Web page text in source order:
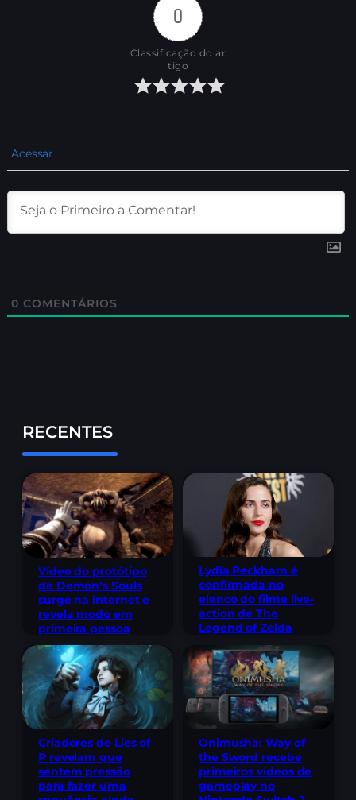
0
Classificação do ar
tigo
Acessar
0 COMENTÁRIOS
RECENTES
Vídeo do protótipo
de Demon’s Souls
surge na internet e
revela modo em
primeira pessoa
Lydia Peckham é
confirmada no
elenco do filme live-
action de The
Legend of Zelda
Criadores de Lies of
P revelam que
sentem pressão
para fazer uma
Onimusha: Way of
the Sword recebe
primeiros vídeos de
gameplay no